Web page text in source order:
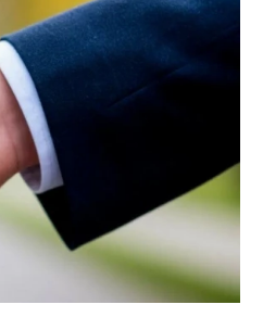
земли. Мощение
плитами становится
стандартом
СТРОИТЕЛЬСТВО